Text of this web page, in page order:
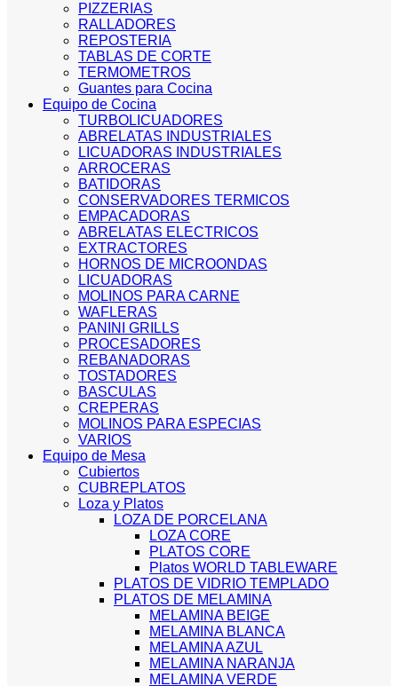
PIZZERIAS
RALLADORES
REPOSTERIA
TABLAS DE CORTE
TERMOMETROS
Guantes para Cocina
Equipo de Cocina
TURBOLICUADORES
ABRELATAS INDUSTRIALES
LICUADORAS INDUSTRIALES
ARROCERAS
BATIDORAS
CONSERVADORES TERMICOS
EMPACADORAS
ABRELATAS ELECTRICOS
EXTRACTORES
HORNOS DE MICROONDAS
LICUADORAS
MOLINOS PARA CARNE
WAFLERAS
PANINI GRILLS
PROCESADORES
REBANADORAS
TOSTADORES
BASCULAS
CREPERAS
MOLINOS PARA ESPECIAS
VARIOS
Equipo de Mesa
Cubiertos
CUBREPLATOS
Loza y Platos
LOZA DE PORCELANA
LOZA CORE
PLATOS CORE
Platos WORLD TABLEWARE
PLATOS DE VIDRIO TEMPLADO
PLATOS DE MELAMINA
MELAMINA BEIGE
MELAMINA BLANCA
MELAMINA AZUL
MELAMINA NARANJA
MELAMINA VERDE